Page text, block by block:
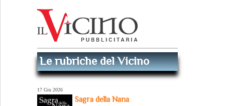
Le rubriche del Vicino
17 Giu 2026
Sagra della Nana